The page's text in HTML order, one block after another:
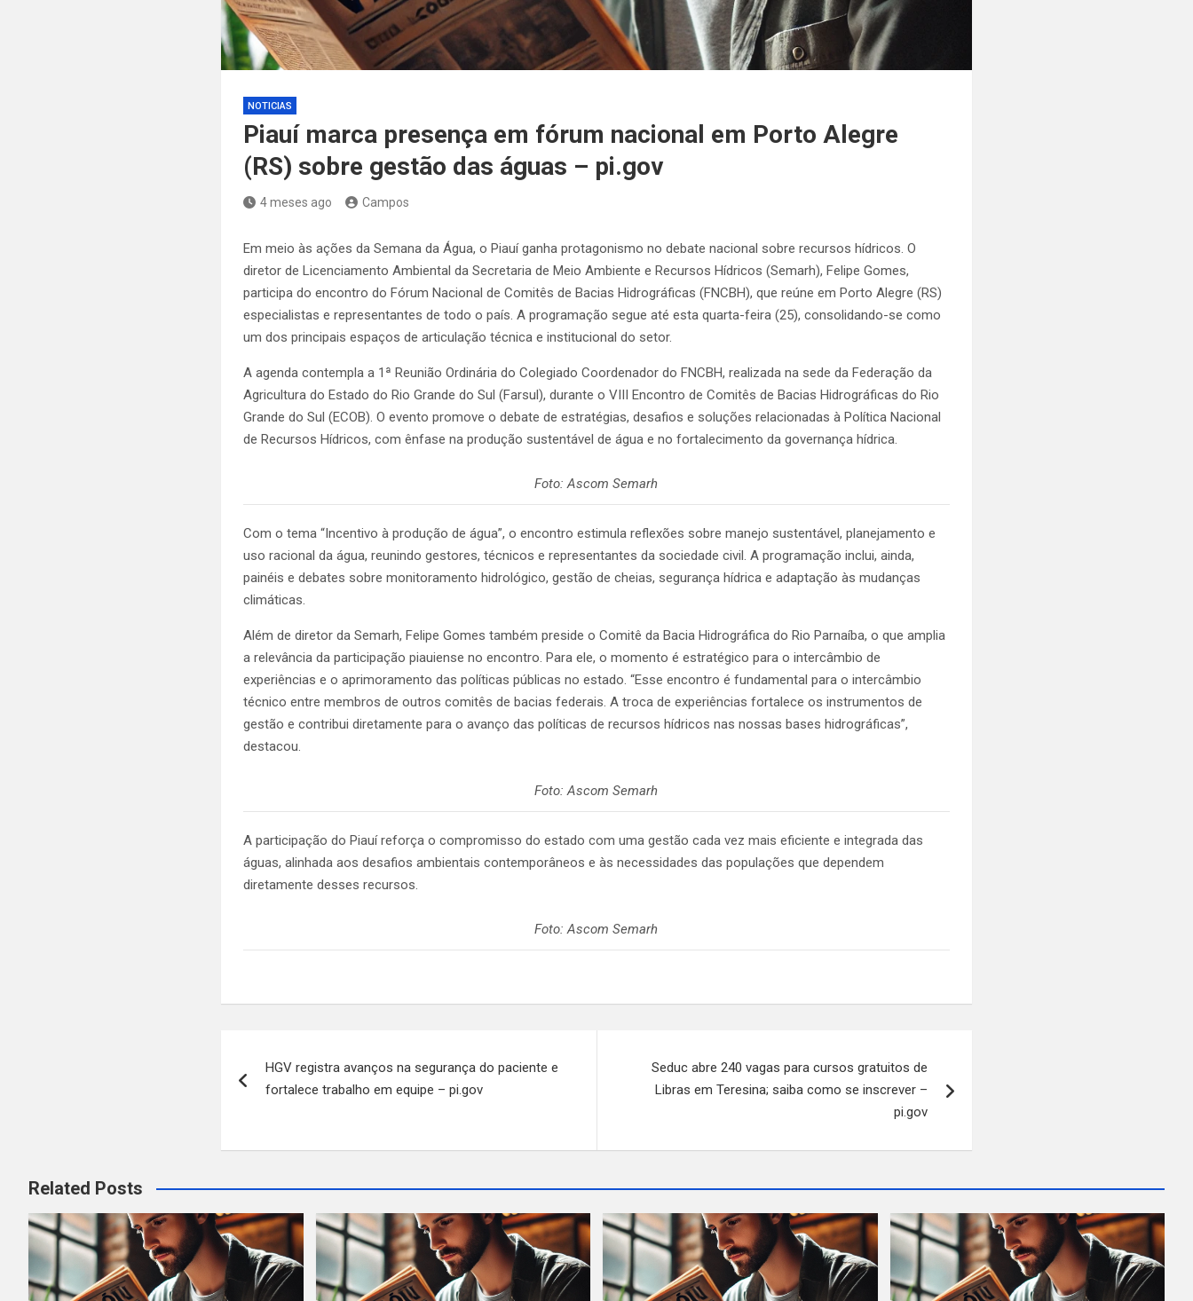
NOTICIAS
Piauí marca presença em fórum nacional em Porto Alegre
(RS) sobre gestão das águas – pi.gov
4 meses ago Campos
Em meio às ações da Semana da Água, o Piauí ganha protagonismo no debate nacional sobre recursos hídricos. O
diretor de Licenciamento Ambiental da Secretaria de Meio Ambiente e Recursos Hídricos (Semarh), Felipe Gomes,
participa do encontro do Fórum Nacional de Comitês de Bacias Hidrográficas (FNCBH), que reúne em Porto Alegre (RS)
especialistas e representantes de todo o país. A programação segue até esta quarta-feira (25), consolidando-se como
um dos principais espaços de articulação técnica e institucional do setor.
A agenda contempla a 1ª Reunião Ordinária do Colegiado Coordenador do FNCBH, realizada na sede da Federação da
Agricultura do Estado do Rio Grande do Sul (Farsul), durante o VIII Encontro de Comitês de Bacias Hidrográficas do Rio
Grande do Sul (ECOB). O evento promove o debate de estratégias, desafios e soluções relacionadas à Política Nacional
de Recursos Hídricos, com ênfase na produção sustentável de água e no fortalecimento da governança hídrica.
Foto: Ascom Semarh
Com o tema “Incentivo à produção de água”, o encontro estimula reflexões sobre manejo sustentável, planejamento e
uso racional da água, reunindo gestores, técnicos e representantes da sociedade civil. A programação inclui, ainda,
painéis e debates sobre monitoramento hidrológico, gestão de cheias, segurança hídrica e adaptação às mudanças
climáticas.
Além de diretor da Semarh, Felipe Gomes também preside o Comitê da Bacia Hidrográfica do Rio Parnaíba, o que amplia
a relevância da participação piauiense no encontro. Para ele, o momento é estratégico para o intercâmbio de
experiências e o aprimoramento das políticas públicas no estado. “Esse encontro é fundamental para o intercâmbio
técnico entre membros de outros comitês de bacias federais. A troca de experiências fortalece os instrumentos de
gestão e contribui diretamente para o avanço das políticas de recursos hídricos nas nossas bases hidrográficas”,
destacou.
Foto: Ascom Semarh
A participação do Piauí reforça o compromisso do estado com uma gestão cada vez mais eficiente e integrada das
águas, alinhada aos desafios ambientais contemporâneos e às necessidades das populações que dependem
diretamente desses recursos.
Foto: Ascom Semarh
de
HGV registra avanços na segurança do paciente e
fortalece trabalho em equipe – pi.gov
Seduc abre 240 vagas para cursos gratuitos de
Libras em Teresina; saiba como se inscrever –
pi.gov
Related Posts